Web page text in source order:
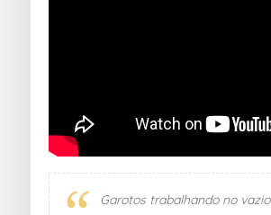
Garotos trabalhando no vazio